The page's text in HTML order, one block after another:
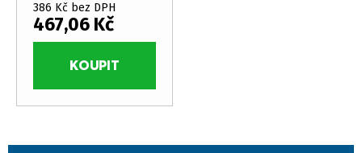
386 Kč bez DPH
467,06 Kč
KOUPIT